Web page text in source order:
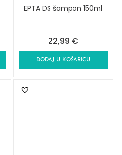
EPTA DS šampon 150ml
22,99 €
DODAJ U KOŠARICU